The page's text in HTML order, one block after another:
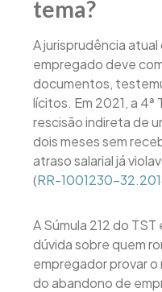
tema?
A jurisprudência
empregado deve
documentos,
lícitos. Em 2021, a 4ª
rescisão indireta de
dois meses sem
atraso salarial já
(RR-1001230-
A Súmula 212 do
dúvida sobre quem
empregador provar o
do abandono de